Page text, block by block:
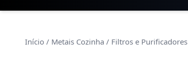
Início / Metais Cozinha / Filtros e Purificadores